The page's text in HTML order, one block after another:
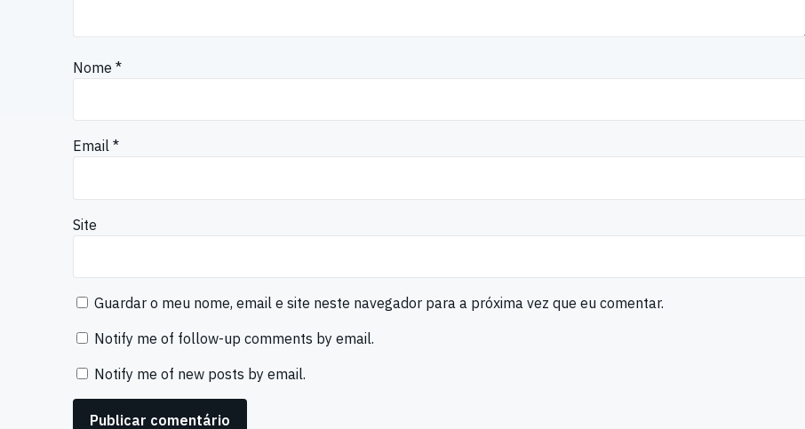
Nome *
Email *
Site
Guardar o meu nome, email e site neste navegador para a próxima vez que eu comentar.
Notify me of follow-up comments by email.
Notify me of new posts by email.